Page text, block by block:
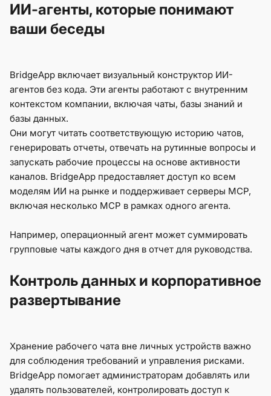
ИИ-агенты, которые понимают
ваши беседы
BridgeApp включает визуальный конструктор ИИ-
агентов без кода. Эти агенты работают с внутренним
контекстом компании, включая чаты, базы знаний и
базы данных.
Они могут читать соответствующую историю чатов,
генерировать отчеты, отвечать на рутинные вопросы и
запускать рабочие процессы на основе активности
каналов. BridgeApp предоставляет доступ ко всем
моделям ИИ на рынке и поддерживает серверы MCP,
включая несколько MCP в рамках одного агента.
Например, операционный агент может суммировать
групповые чаты каждого дня в отчет для руководства.
Контроль данных и корпоративное
развертывание
Хранение рабочего чата вне личных устройств важно
для соблюдения требований и управления рисками.
BridgeApp помогает администраторам добавлять или
удалять пользователей, контролировать доступ к